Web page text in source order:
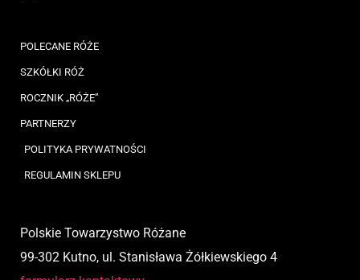
POLECANE RÓŻE
SZKÓŁKI RÓŻ
ROCZNIK „RÓŻE”
PARTNERZY
POLITYKA PRYWATNOŚCI
REGULAMIN SKLEPU
Polskie Towarzystwo Różane
99-302 Kutno, ul. Stanisława Żółkiewskiego 4